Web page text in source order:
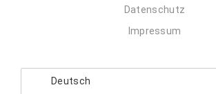
Datenschutz
Impressum
Deutsch